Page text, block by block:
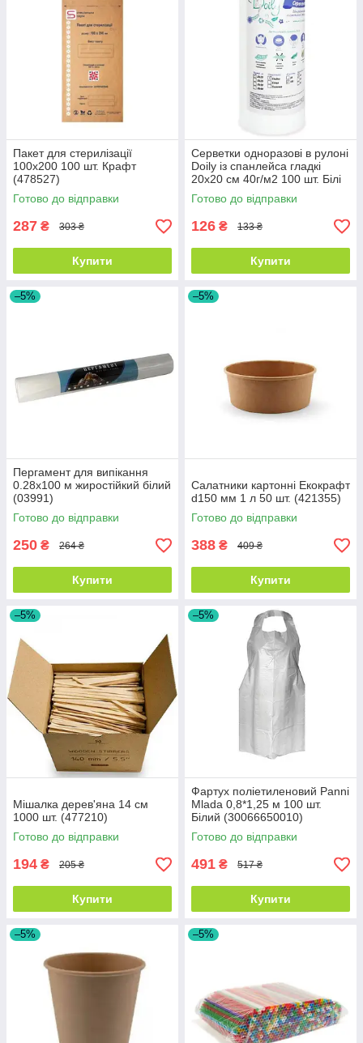
Пакет для стерилізації
100х200 100 шт. Крафт
(478527)
Готово до відправки
287 ₴ 303 ₴
Купити
Серветки одноразові в рулоні
Doily із спанлейса гладкі
20х20 см 40г/м2 100 шт. Білі
(10006290110)
Готово до відправки
126 ₴ 133 ₴
Купити
–5%
Пергамент для випікання
0.28х100 м жиростійкий білий
(03991)
Готово до відправки
250 ₴ 264 ₴
Купити
–5%
Салатники картонні Екокрафт
d150 мм 1 л 50 шт. (421355)
Готово до відправки
388 ₴ 409 ₴
Купити
–5%
Мішалка дерев'яна 14 см
1000 шт. (477210)
Готово до відправки
194 ₴ 205 ₴
Купити
–5%
Фартух поліетиленовий Panni
Mlada 0,8*1,25 м 100 шт.
Білий (30066650010)
Готово до відправки
491 ₴ 517 ₴
Купити
–5% –5%